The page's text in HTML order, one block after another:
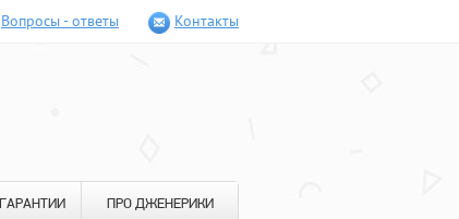
Вопросы - ответы Контакты
ГАРАНТИИ ПРО ДЖЕНЕРИКИ